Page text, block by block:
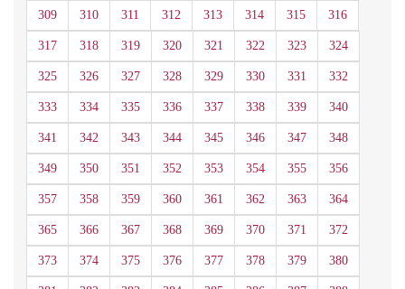
309 310 311 312 313 314 315 316
317 318 319 320 321 322 323 324
325 326 327 328 329 330 331 332
333 334 335 336 337 338 339 340
341 342 343 344 345 346 347 348
349 350 351 352 353 354 355 356
357 358 359 360 361 362 363 364
365 366 367 368 369 370 371 372
373 374 375 376 377 378 379 380